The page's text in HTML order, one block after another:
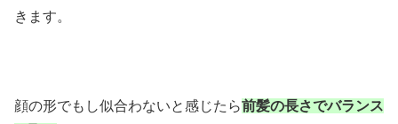
きます。
顔の形でもし似合わないと感じたら前髪の長さでバランス